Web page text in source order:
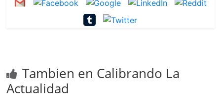
Tambien en Calibrando La
Actualidad